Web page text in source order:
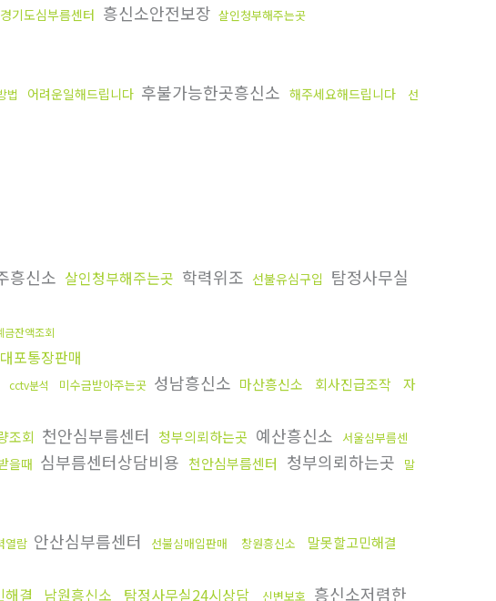
경기도심부름센터 흥신소안전보장 살인청부해주는곳
법 어려운일해드립니다 후불가능한곳흥신소 해주세요해드립니다
선
흥신소 살인청부해주는곳 학력위조 선불유심구입 탐정사무실
금잔액조회
대포통장판매
cctv분석 미수금받아주는곳 성남흥신소 마산흥신소 회사진급조작
자
조회 천안심부름센터 청부의뢰하는곳 예산흥신소
서울심부름센
을때 심부름센터상담비용 천안심부름센터 청부의뢰하는곳
말
열람 안산심부름센터 선불심매입판매 창원흥신소 말못할고민해결
해결 남원흥신소 탐정사무실24시상담 신변보호 흥신소저렴한